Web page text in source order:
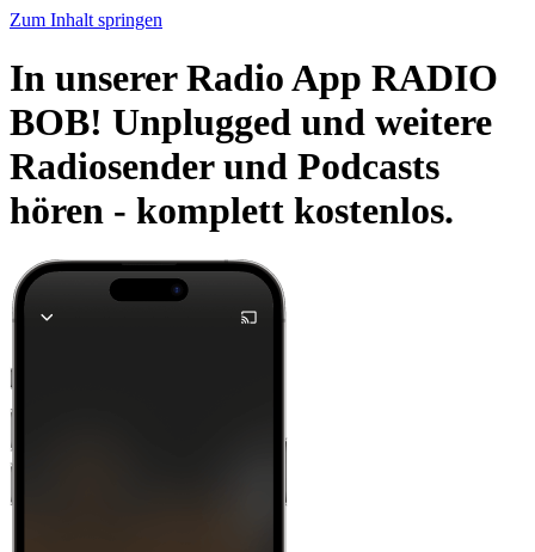
Zum Inhalt springen
In unserer Radio App RADIO
BOB! Unplugged und weitere
Radiosender und Podcasts
hören - komplett kostenlos.